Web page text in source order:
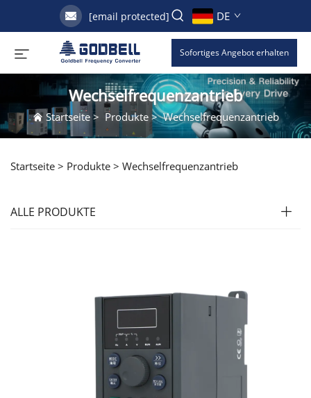
[email protected] DE
Sofortiges Angebot erhalten
Wechselfrequenzantrieb
Startseite> Produkte>Wechselfrequenzantrieb
Startseite > Produkte > Wechselfrequenzantrieb
ALLE PRODUKTE